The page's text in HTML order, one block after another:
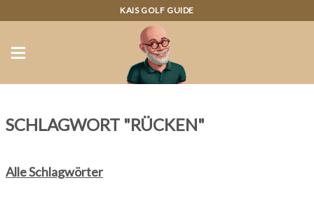
KAIS GOLF GUIDE
SCHLAGWORT "RÜCKEN"
Alle Schlagwörter